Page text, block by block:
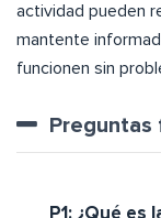
actividad pueden
mantente
funcionen sin
Preguntas
P1: ¿Qué